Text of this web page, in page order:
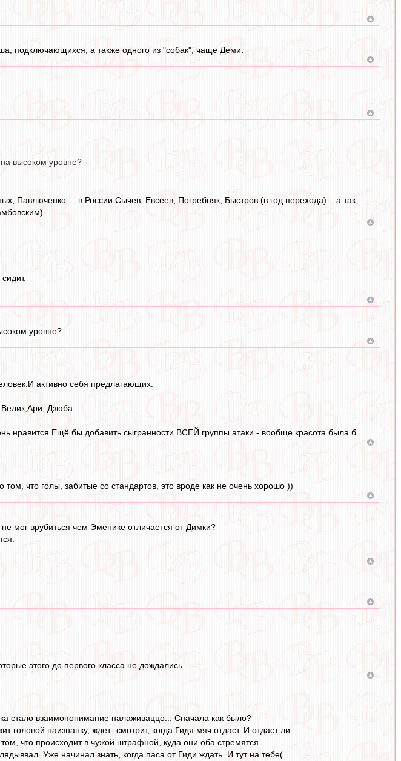
подключающихся, а также одного из "собак", чаще Деми.
на высоком уровне?
Павлюченко.... в России Сычев, Евсеев, Погребняк, Быстров (в год перехода)... а так,
уровне?
активно себя предлагающих.
Дзюба.
нравится.Ещё бы добавить сыгранности ВСЕЙ группы атаки - вообще красота была б.
что голы, забитые со стандартов, это вроде как не очень хорошо ))
мог врубиться чем Эменике отличается от Димки?
этого до первого класса не дождались
стало взаимопонимание налаживаццо... Сначала как было?
наизнанку, ждет- смотрит, когда Гидя мяч отдаст. И отдаст ли.
что происходит в чужой штрафной, куда они оба стремятся.
Уже начинал знать, когда паса от Гиди ждать. И тут на тебе(